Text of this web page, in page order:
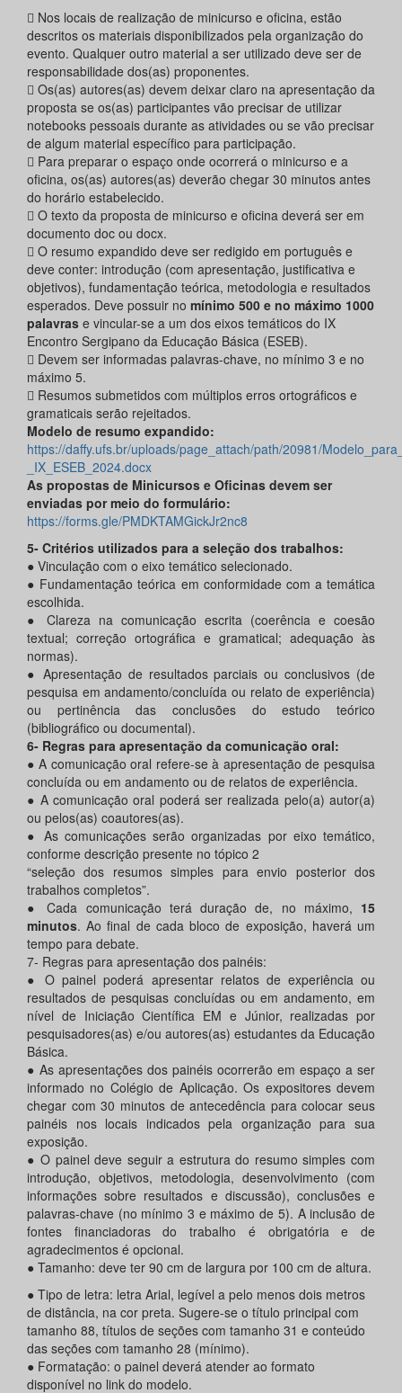
 Nos locais de realização de minicurso e oficina, estão
descritos os materiais disponibilizados pela organização do
evento. Qualquer outro material a ser utilizado deve ser de
responsabilidade dos(as) proponentes.
 Os(as) autores(as) devem deixar claro na apresentação da
proposta se os(as) participantes vão precisar de utilizar
notebooks pessoais durante as atividades ou se vão precisar
de algum material específico para participação.
 Para preparar o espaço onde ocorrerá o minicurso e a
oficina, os(as) autores(as) deverão chegar 30 minutos antes
do horário estabelecido.
 O texto da proposta de minicurso e oficina deverá ser em
documento doc ou docx.
 O resumo expandido deve ser redigido em português e
deve conter: introdução (com apresentação, justificativa e
objetivos), fundamentação teórica, metodologia e resultados
esperados. Deve possuir no mínimo 500 e no máximo 1000
palavras e vincular-se a um dos eixos temáticos do IX
Encontro Sergipano da Educação Básica (ESEB).
 Devem ser informadas palavras-chave, no mínimo 3 e no
máximo 5.
 Resumos submetidos com múltiplos erros ortográficos e
gramaticais serão rejeitados.
Modelo de resumo expandido:
https://daffy.ufs.br/uploads/page_attach/path/20981/
_IX_ESEB_2024.docx
As propostas de Minicursos e Oficinas devem ser
enviadas por meio do formulário:
https://forms.gle/PMDKTAMGickJr2nc8
5- Critérios utilizados para a seleção dos trabalhos:
● Vinculação com o eixo temático selecionado.
● Fundamentação teórica em conformidade com a temática
escolhida.
● Clareza na comunicação escrita (coerência e coesão
textual; correção ortográfica e gramatical; adequação às
normas).
● Apresentação de resultados parciais ou conclusivos (de
pesquisa em andamento/concluída ou relato de experiência)
ou pertinência das conclusões do estudo teórico
(bibliográfico ou documental).
6- Regras para apresentação da comunicação oral:
● A comunicação oral refere-se à apresentação de pesquisa
concluída ou em andamento ou de relatos de experiência.
● A comunicação oral poderá ser realizada pelo(a) autor(a)
ou pelos(as) coautores(as).
● As comunicações serão organizadas por eixo temático,
conforme descrição presente no tópico 2
“seleção dos resumos simples para envio posterior dos
trabalhos completos”.
● Cada comunicação terá duração de, no máximo, 15
minutos. Ao final de cada bloco de exposição, haverá um
tempo para debate.
7- Regras para apresentação dos painéis:
● O painel poderá apresentar relatos de experiência ou
resultados de pesquisas concluídas ou em andamento, em
nível de Iniciação Científica EM e Júnior, realizadas por
pesquisadores(as) e/ou autores(as) estudantes da Educação
Básica.
● As apresentações dos painéis ocorrerão em espaço a ser
informado no Colégio de Aplicação. Os expositores devem
chegar com 30 minutos de antecedência para colocar seus
painéis nos locais indicados pela organização para sua
exposição.
● O painel deve seguir a estrutura do resumo simples com
introdução, objetivos, metodologia, desenvolvimento (com
informações sobre resultados e discussão), conclusões e
palavras-chave (no mínimo 3 e máximo de 5). A inclusão de
fontes financiadoras do trabalho é obrigatória e de
agradecimentos é opcional.
● Tamanho: deve ter 90 cm de largura por 100 cm de altura.
● Tipo de letra: letra Arial, legível a pelo menos dois metros
de distância, na cor preta. Sugere-se o título principal com
tamanho 88, títulos de seções com tamanho 31 e conteúdo
das seções com tamanho 28 (mínimo).
● Formatação: o painel deverá atender ao formato
disponível no link do modelo.